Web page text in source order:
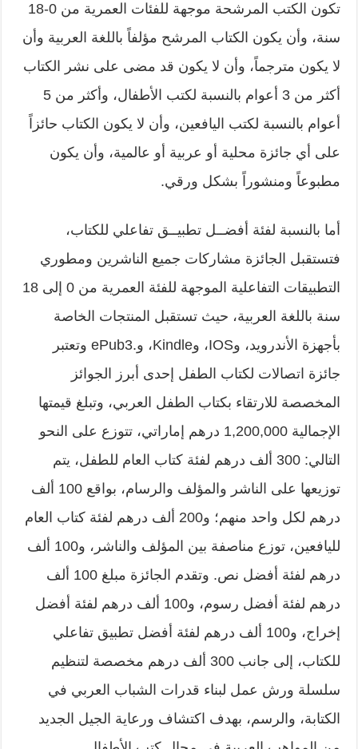
تكون الكتب المرشحة موجهة للفئات العمرية من 0-18
سنة، وأن يكون الكتاب المرشح مؤلفاً باللغة العربية وأن
لا يكون مترجماً، وأن لا يكون قد مضى على نشر الكتاب
أكثر من 3 أعوام بالنسبة لكتب الأطفال، وأكثر من 5
أعوام بالنسبة لكتب اليافعين، وأن لا يكون الكتاب حائزاً
على أي جائزة محلية أو عربية أو عالمية، وأن يكون
مطبوعاً ومنشوراً بشكل ورقي.
أما بالنسبة لفئة أفضــل تطبيــق تفاعلي للكتاب،
فتستقبل الجائزة مشاركات جميع الناشرين ومطوري
التطبيقات التفاعلية الموجهة للفئة العمرية من 0 إلى 18
سنة باللغة العربية، حيث تستقبل المنتجات الخاصة
بأجهزة الأندرويد، وIOS، وKindle، و.ePub3 وتعتبر
جائزة اتصالات لكتاب الطفل إحدى أبرز الجوائز
المخصصة للارتقاء بكتاب الطفل العربي، وتبلغ قيمتها
الإجمالية 1,200,000 درهم إماراتي، تتوزع على النحو
التالي: 300 ألف درهم لفئة كتاب العام للطفل، يتم
توزيعها على الناشر والمؤلف والرسام، بواقع 100 ألف
درهم لكل واحد منهم؛ و200 ألف درهم لفئة كتاب العام
لليافعين، توزع مناصفة بين المؤلف والناشر، و100 ألف
درهم لفئة أفضل نص. وتقدم الجائزة مبلغ 100 ألف
درهم لفئة أفضل رسوم، و100 ألف درهم لفئة أفضل
إخراج، و100 ألف درهم لفئة أفضل تطبيق تفاعلي
للكتاب، إلى جانب 300 ألف درهم مخصصة لتنظيم
سلسلة ورش عمل لبناء قدرات الشباب العربي في
الكتابة، والرسم، بهدف اكتشاف ورعاية الجيل الجديد